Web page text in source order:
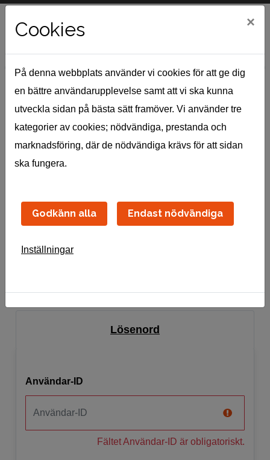
Lösenord
Användar-ID
Fältet Användar-ID är obligatoriskt.
Välkommen till Mina sidor!
På Mina Sidor finner du våra tjänster
av dina inloggningsuppgifter se
hyresavier samt skapa
serviceanmälningar.
skapa ett konto.
Cookies ×
På denna webbplats använder vi cookies för att ge dig
en bättre användarupplevelse samt att vi ska kunna
utveckla sidan på bästa sätt framöver. Vi använder tre
kategorier av cookies; nödvändiga, prestanda och
marknadsföring, där de nödvändiga krävs för att sidan
ska fungera.
Godkänn alla Endast nödvändiga
Inställningar